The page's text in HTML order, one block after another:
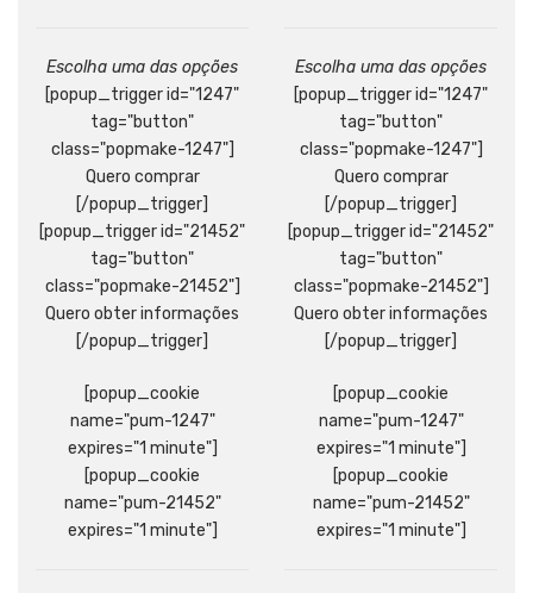
Escolha uma das opções
[popup_trigger id="1247"
tag="button"
class="popmake-1247"]
Quero comprar
[/popup_trigger]
[popup_trigger id="21452"
tag="button"
class="popmake-21452"]
Quero obter informações
[/popup_trigger]
[popup_cookie
name="pum-1247"
expires="1 minute"]
[popup_cookie
name="pum-21452"
expires="1 minute"]
Escolha uma das opções
[popup_trigger id="1247"
tag="button"
class="popmake-1247"]
Quero comprar
[/popup_trigger]
[popup_trigger id="21452"
tag="button"
class="popmake-21452"]
Quero obter informações
[/popup_trigger]
[popup_cookie
name="pum-1247"
expires="1 minute"]
[popup_cookie
name="pum-21452"
expires="1 minute"]